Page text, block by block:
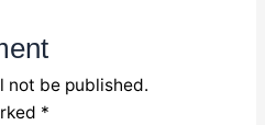
not be published.
*